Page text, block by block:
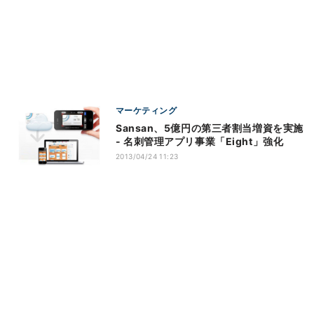
マーケティング
Sansan、5億円の第三者割当増資を実施
- 名刺管理アプリ事業「Eight」強化
2013/04/24 11:23